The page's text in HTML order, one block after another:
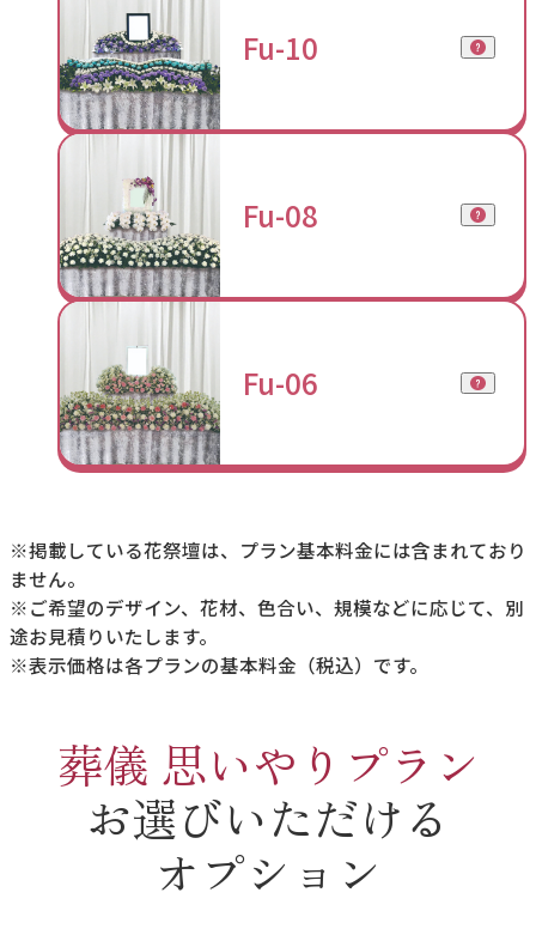
Fu-10
Fu-08
Fu-06
※掲載している花祭壇は、プラン基本料金には含まれており
ません。
※ご希望のデザイン、花材、色合い、規模などに応じて、別
途お見積りいたします。
※表示価格は各プランの基本料金（税込）です。
葬儀 思いやりプラン
お選びいただける
オプション